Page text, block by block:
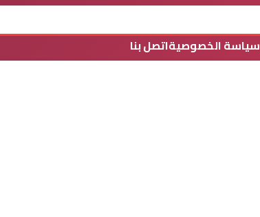
سياسة الخصوصيةاتصل بنا